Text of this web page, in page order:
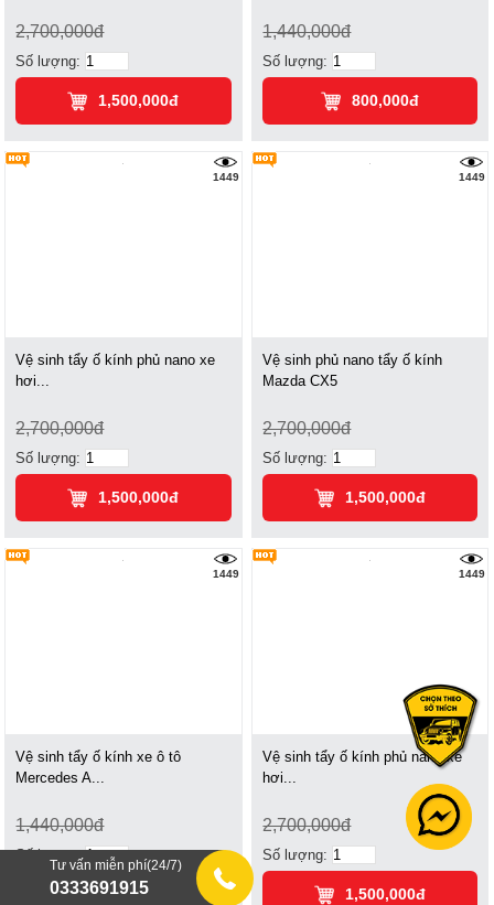
2,700,000đ
Số lượng:
1,500,000đ
1,440,000đ
Số lượng:
800,000đ
1449
Vệ sinh tẩy ố kính phủ nano xe
hơi...
2,700,000đ
Số lượng:
1,500,000đ
1449
Vệ sinh phủ nano tẩy ố kính
Mazda CX5
2,700,000đ
Số lượng:
1,500,000đ
1449
Vệ sinh tẩy ố kính xe ô tô
Mercedes A...
1,440,000đ
Số lượng:
800,000đ
1449
Vệ sinh tẩy ố kính phủ nano xe
hơi...
2,700,000đ
Số lượng:
1,500,000đ
Tư vấn miễn phí(24/7)
0333691915